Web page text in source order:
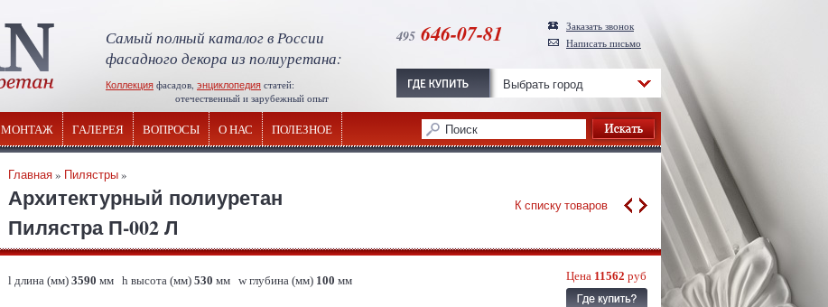
Самый полный каталог в России
фасадного декора из полиуретана:
Коллекция фасадов, энциклопедия статей:
отечественный и зарубежный опыт
495 646-07-81
Заказать звонок
Написать письмо
Выбрать город
МОНТАЖ ГАЛЕРЕЯ ВОПРОСЫ О НАС ПОЛЕЗНОЕ
Главная» Пилястры»
Архитектурный полиуретан
Пилястра П-002 Л
К списку товаров
l длина (мм) 3590 мм h высота (мм) 530 мм w глубина (мм) 100 мм Цена 11562 руб